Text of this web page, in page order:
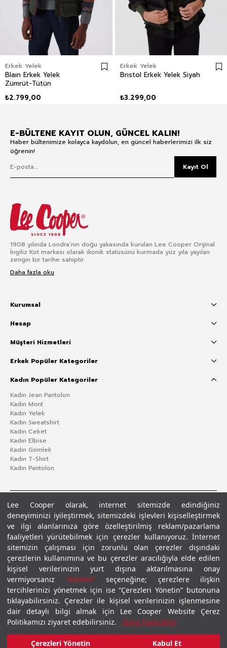
Lee Cooper olarak, internet sitemizde edindiğiniz
deneyiminizi iyileştirmek, sitemizdeki işlevleri kişiselleştirmek
ve ilgi alanlarınıza göre özelleştirilmiş reklam/pazarlama
faaliyetleri yürütebilmek için çerezler kullanıyoruz. İnternet
sitemizin çalışması için zorunlu olan çerezler dışındaki
çerezlerin kullanımına ve bu çerezler aracılığıyla elde edilen
kişisel verilerinizin yurt dışına aktarılmasına onay
vermiyorsanız “Reddet”seçeneğine; çerezlere ilişkin
tercihlerinizi yönetmek için ise “Çerezleri Yönetin” butonuna
tıklayabilirsiniz. Çerezler ile kişisel verilerinizin işlenmesine
dair detaylı bilgi almak için Lee Cooper Website Çerez
Politikamızı ziyaret edebilirsiniz.
Daha Fazla Bilgi
Çerezleri Yönetin Kabul Et
Erkek Yelek
Blaın Erkek Yelek
Zümrüt-Tütün
₺2.799,00
Erkek Yelek
Brıstol Erkek Yelek Siyah
₺3.299,00
E-BÜLTENE KAYIT OLUN, GÜNCEL KALIN!
Haber bültenimize kolayca kaydolun, en güncel haberlerimizi ilk siz
öğrenin!
Kayıt Ol
1908 yılında Londra’nın doğu yakasında kurulan Lee Cooper Orijinal
İngiliz Kot markası olarak ikonik statüsünü kurmada yüz yıla yayılan
zengin bir tarihe sahiptir.
Daha fazla oku
Kurumsal
Hesap
Müşteri Hizmetleri
Erkek Popüler Kategoriler
Kadın Popüler Kategoriler
Kadın Jean Pantolon
Kadın Mont
Kadın Yelek
Kadın Sweatshirt
Kadın Ceket
Kadın Elbise
Kadın Gömlek
Kadın T-Shirt
Kadın Pantolon
Gizlilik PolitikasıÇerez Politikası KVKK Aydınlatma MetniŞartlar ve Koşullar
© 2026 Leecooper - Tüm Hakları Saklıdır.